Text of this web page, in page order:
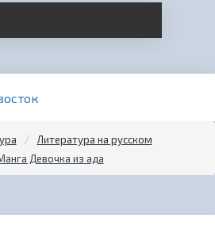
Литература на русском
Девочка из ада